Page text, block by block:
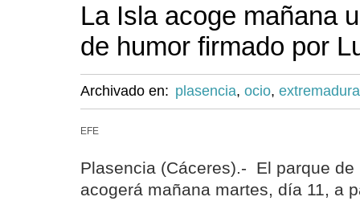
La Isla acoge mañana
de humor firmado por
Archivado en: plasencia, ocio, extremadura
EFE
Plasencia (Cáceres).- El parque
acogerá mañana martes, día 11, a